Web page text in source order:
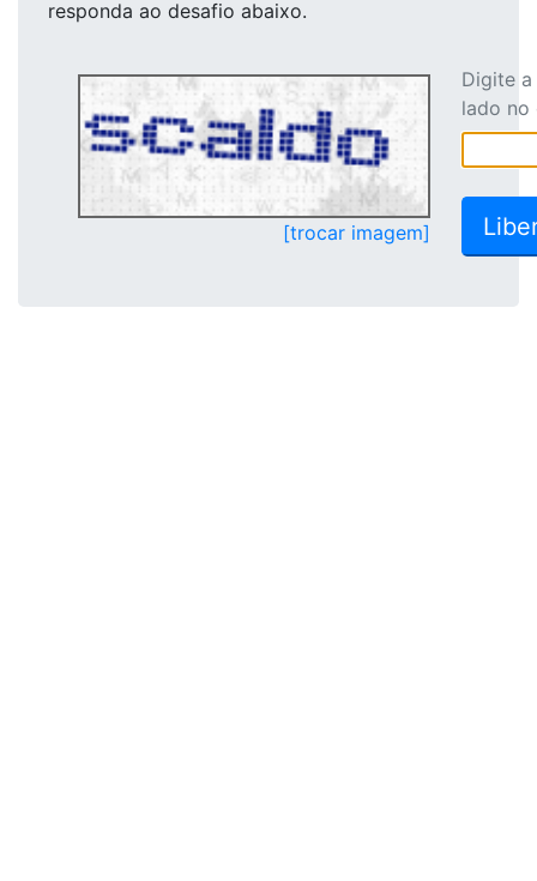
responda ao desafio abaixo.
[trocar imagem]
Digite
lado no